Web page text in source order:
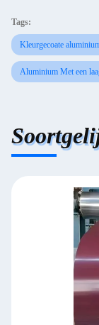
Tags:
Kleurgecoate
Aluminium Met een